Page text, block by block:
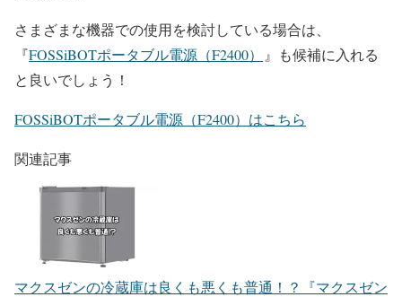
さまざまな機器での使用を検討している場合は、
『FOSSiBOTポータブル電源（F2400）
』も候補に入れる
と良いでしょう！
FOSSiBOTポータブル電源（F2400）はこちら
関連記事
マクスゼンの冷蔵庫は良くも悪くも普通！？
『マクスゼン